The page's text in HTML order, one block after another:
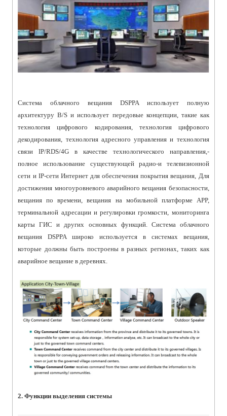
Система облачного вещания DSPPA использует полную
архитектуру B/S и использует передовые концепции, такие как
технология цифрового кодирования, технология цифрового
декодирования, технология адресного управления и технология
связи IP/RDS/4G в качестве технологического направления,-
полное использование существующей радио-и телевизионной
сети и IP-сети Интернет для обеспечения покрытия вещания, Для
достижения многоуровневого аварийного вещания безопасности,
вещания по времени, вещания на мобильной платформе APP,
терминальной адресации и регулировки громкости, мониторинга
карты ГИС и других основных функций. Система облачного
вещания DSPPA широко используется в системах вещания,
которые должны быть построены в разных регионах, таких как
аварийное вещание в деревнях.
2. Функции выделения системы